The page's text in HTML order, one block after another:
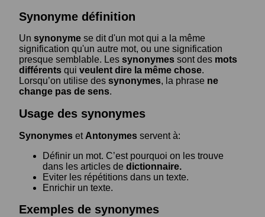
Synonyme définition
Un synonyme se dit d'un mot qui a la même
signification qu'un autre mot, ou une signification
presque semblable. Les synonymes sont des mots
différents qui veulent dire la même chose.
Lorsqu’on utilise des synonymes, la phrase ne
change pas de sens.
Usage des synonymes
Synonymes et Antonymes servent à:
Définir un mot. C’est pourquoi on les trouve
dans les articles de dictionnaire.
Eviter les répétitions dans un texte.
Enrichir un texte.
Exemples de synonymes